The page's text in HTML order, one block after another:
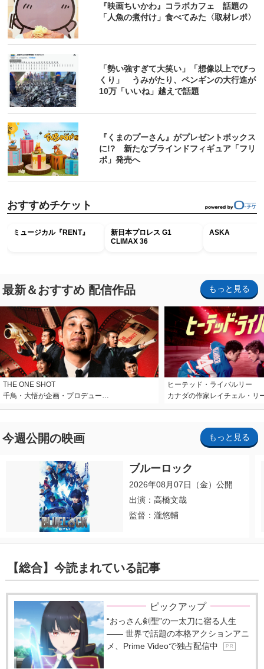
『映画ちいかわ』コラボカフェ 話題の
「人魚の煮付け」食べてみた〈取材レポ〉
「勢い強すぎて大笑い」「想像以上でびっ
くり」 うみがたり、ペンギンの大行進が
10万「いいね」越えで話題
『くまのプーさん』がプレゼントボックス
に!? 新たなブラインドフィギュア「フリ
ポ」発売へ
おすすめチケット
ミュージカル『RENT』
新日本プロレス G1
CLIMAX 36
ASKA
最新＆おすすめ 配信作品 もっと見る
THE ONE SHOT
千鳥・大悟が企画・プロデュー…
ヒーテッド・ライバルリー
カナダの作家レイチェル・リ
今週公開の映画 もっと見る
ブルーロック
2026年08月07日（金）公開
出演：高橋文哉
監督：瀧悠輔
【総合】今読まれている記事
ピックアップ
“おっさん剣聖”の一太刀に宿る人生
―― 世界で話題の本格アクションアニ
メ、Prime Videoで独占配信中
P R